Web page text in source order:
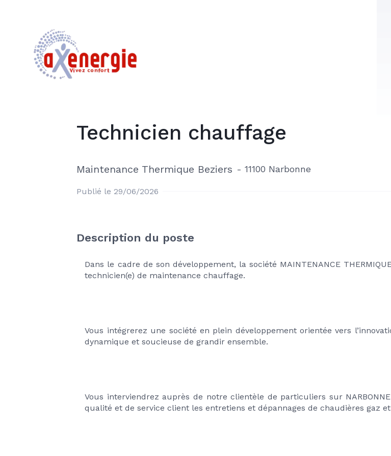
Technicien chauffage
Maintenance Thermique Beziers -11100 Narbonne
Publié le 29/06/2026
Description du poste
Dans le cadre de son développement, la société MAINTENANCE
technicien(e) de maintenance chauffage.
Vous intégrerez une société en plein développement orientée vers
dynamique et soucieuse de grandir ensemble.
Vous interviendrez auprès de notre clientèle de particuliers sur
qualité et de service client les entretiens et dépannages de chaudières gaz